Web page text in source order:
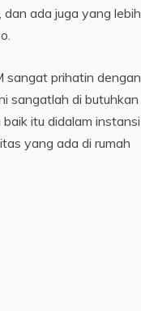
ada juga yang lebih
sangat prihatin dengan
sangatlah di butuhkan
itu didalam instansi
yang ada di rumah